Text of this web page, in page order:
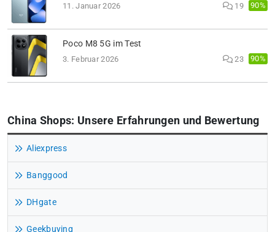
11. Januar 2026 19 90%
Poco M8 5G im Test
3. Februar 2026 23 90%
China Shops: Unsere Erfahrungen und Bewertung
Aliexpress
Banggood
DHgate
Geekbuying